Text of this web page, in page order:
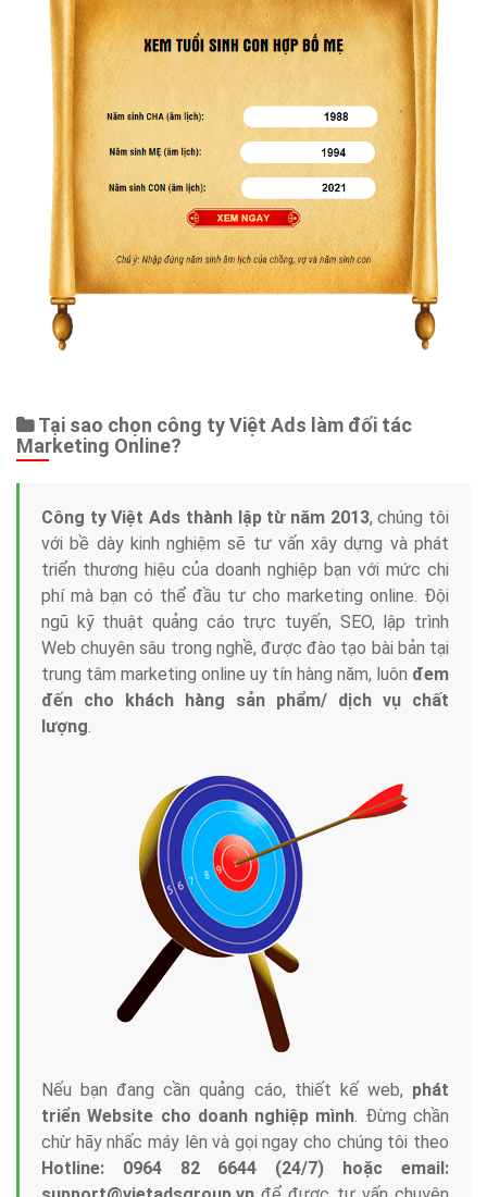
Tại sao chọn công ty Việt Ads làm đối tác
Marketing Online?
Công ty Việt Ads thành lập từ năm 2013, chúng tôi
với bề dày kinh nghiệm sẽ tư vấn xây dựng và phát
triển thương hiệu của doanh nghiệp bạn với mức chi
phí mà bạn có thể đầu tư cho marketing online. Đội
ngũ kỹ thuật quảng cáo trực tuyến, SEO, lập trình
Web chuyên sâu trong nghề, được đào tạo bài bản tại
trung tâm marketing online uy tín hàng năm, luôn đem
đến cho khách hàng sản phẩm/ dịch vụ chất
lượng.
Nếu bạn đang cần quảng cáo, thiết kế web, phát
triển Website cho doanh nghiệp mình. Đừng chần
chừ hãy nhấc máy lên và gọi ngay cho chúng tôi theo
Hotline: 0964 82 6644 (24/7) hoặc email: